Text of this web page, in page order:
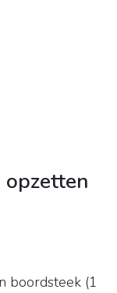
boordsteek (1